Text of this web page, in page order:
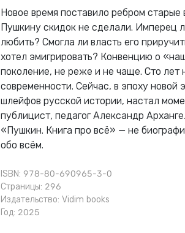
Новое время поставило ребром
Пушкину скидок не сделали. Имперец
любить? Смогла ли власть его
хотел эмигрировать? Конвенцию о
поколение, не реже и не чаще. Сто
современности. Сейчас, в эпоху новой
шлейфов русской истории, настал
публицист, педагог Александр
«Пушкин. Книга про всё» — не
обо всём.
ISBN: 978-80-690965-3-0
Страницы: 296
Издательство: Vidim books
Год: 2025